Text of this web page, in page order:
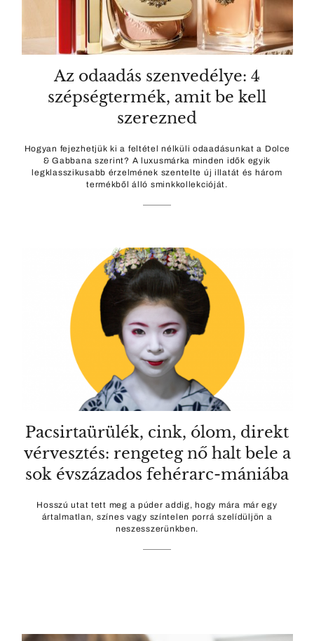
Az odaadás szenvedélye: 4
szépségtermék, amit be kell
szerezned
Hogyan fejezhetjük ki a feltétel nélküli odaadásunkat a Dolce
& Gabbana szerint? A luxusmárka minden idők egyik
legklasszikusabb érzelmének szentelte új illatát és három
termékből álló sminkkollekcióját.
Pacsirtaürülék, cink, ólom, direkt
vérvesztés: rengeteg nő halt bele a
sok évszázados fehérarc-mániába
Hosszú utat tett meg a púder addig, hogy mára már egy
ártalmatlan, színes vagy színtelen porrá szelídüljön a
neszesszerünkben.